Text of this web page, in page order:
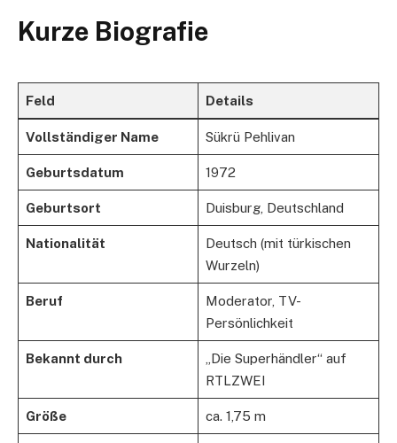
Kurze Biografie
Feld Details
Vollständiger Name Sükrü Pehlivan
Geburtsdatum 1972
Geburtsort Duisburg, Deutschland
Nationalität
Deutsch (mit türkischen
Wurzeln)
Beruf
Moderator, TV-
Persönlichkeit
Bekannt durch
„Die Superhändler“ auf
RTLZWEI
Größe ca. 1,75 m